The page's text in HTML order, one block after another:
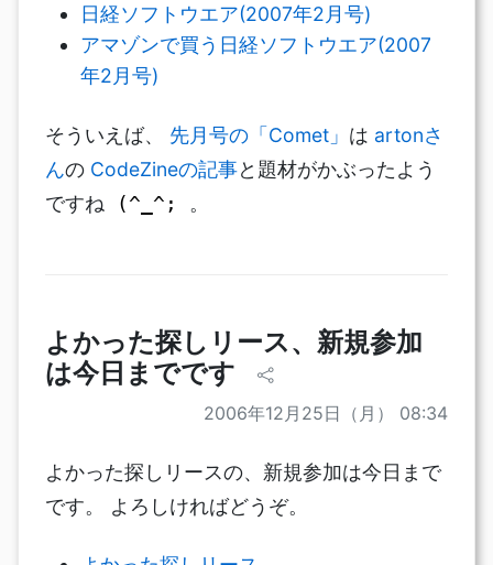
日経ソフトウエア(2007年2月号)
アマゾンで買う日経ソフトウエア(2007
年2月号)
そういえば、 先月号の「Comet」 は artonさ
んの CodeZineの記事と題材がかぶったよう
ですね (^_^; 。
よかった探しリース、新規参加
は今日までです
2006年12月25日（月） 08:34
よかった探しリースの、新規参加は今日まで
です。 よろしければどうぞ。